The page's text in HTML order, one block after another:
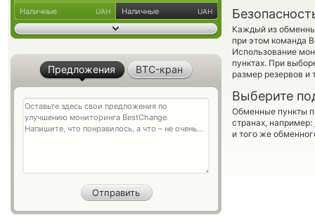
Каждый из
при этом команда
Использование
пунктах. При
размер резервов и
Выберите
Обменные пункты
странах, например:
и того же
Наличные UAH Наличные UAH
Предложения BTC-кран